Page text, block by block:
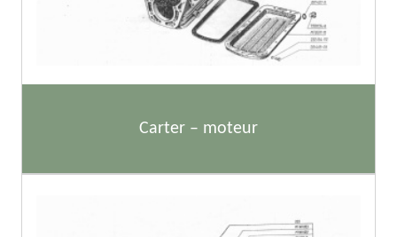
Carter – moteur